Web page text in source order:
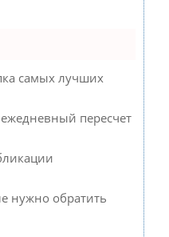
самых лучших
пересчет
нужно обратить